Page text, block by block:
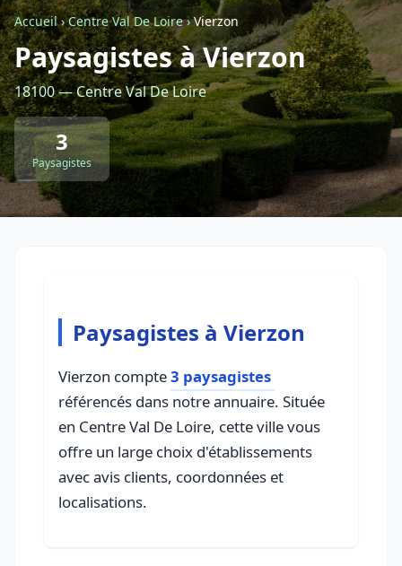
Retour à la liste des métiers
CGU-Confidentialité - Service proposé parViteUnDevis.com-Vous
Accueil›Centre Val De Loire›Vierzon
Paysagistes à Vierzon
18100 — Centre Val De Loire
3
Paysagistes
Paysagistes à Vierzon
Vierzon compte3 paysagistes
référencés dans notre annuaire. Située
en Centre Val De Loire, cette ville vous
offre un large choix d'établissements
avec avis clients, coordonnées et
localisations.